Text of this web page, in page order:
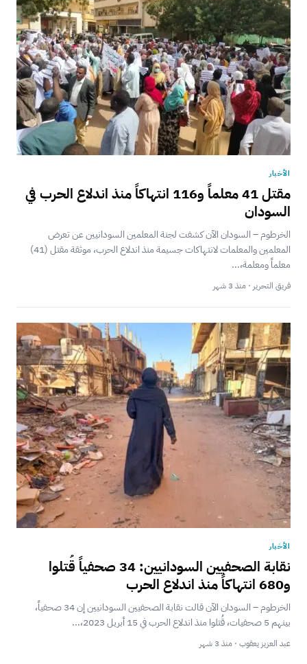
الأخبار
مقتل 41 معلماً و116 انتهاكاً منذ اندلاع الحرب في
السودان
الخرطوم – السودان الآن كشفت لجنة المعلمين السودانيين عن تعرض
المعلمين والمعلمات لانتهاكات جسيمة منذ اندلاع الحرب، موثقة مقتل (41)
معلماً ومعلمة،...
فريق التحرير · منذ 3 شهر
الأخبار
نقابة الصحفيين السودانيين: 34 صحفياً قُتلوا
و680 انتهاكاً منذ اندلاع الحرب
الخرطوم – السودان الآن قالت نقابة الصحفيين السودانيين إن 34 صحفياً،
بينهم 5 صحفيات، قُتلوا منذ اندلاع الحرب في 15 أبريل 2023،...
عبد العزيز يعقوب · منذ 3 شهر